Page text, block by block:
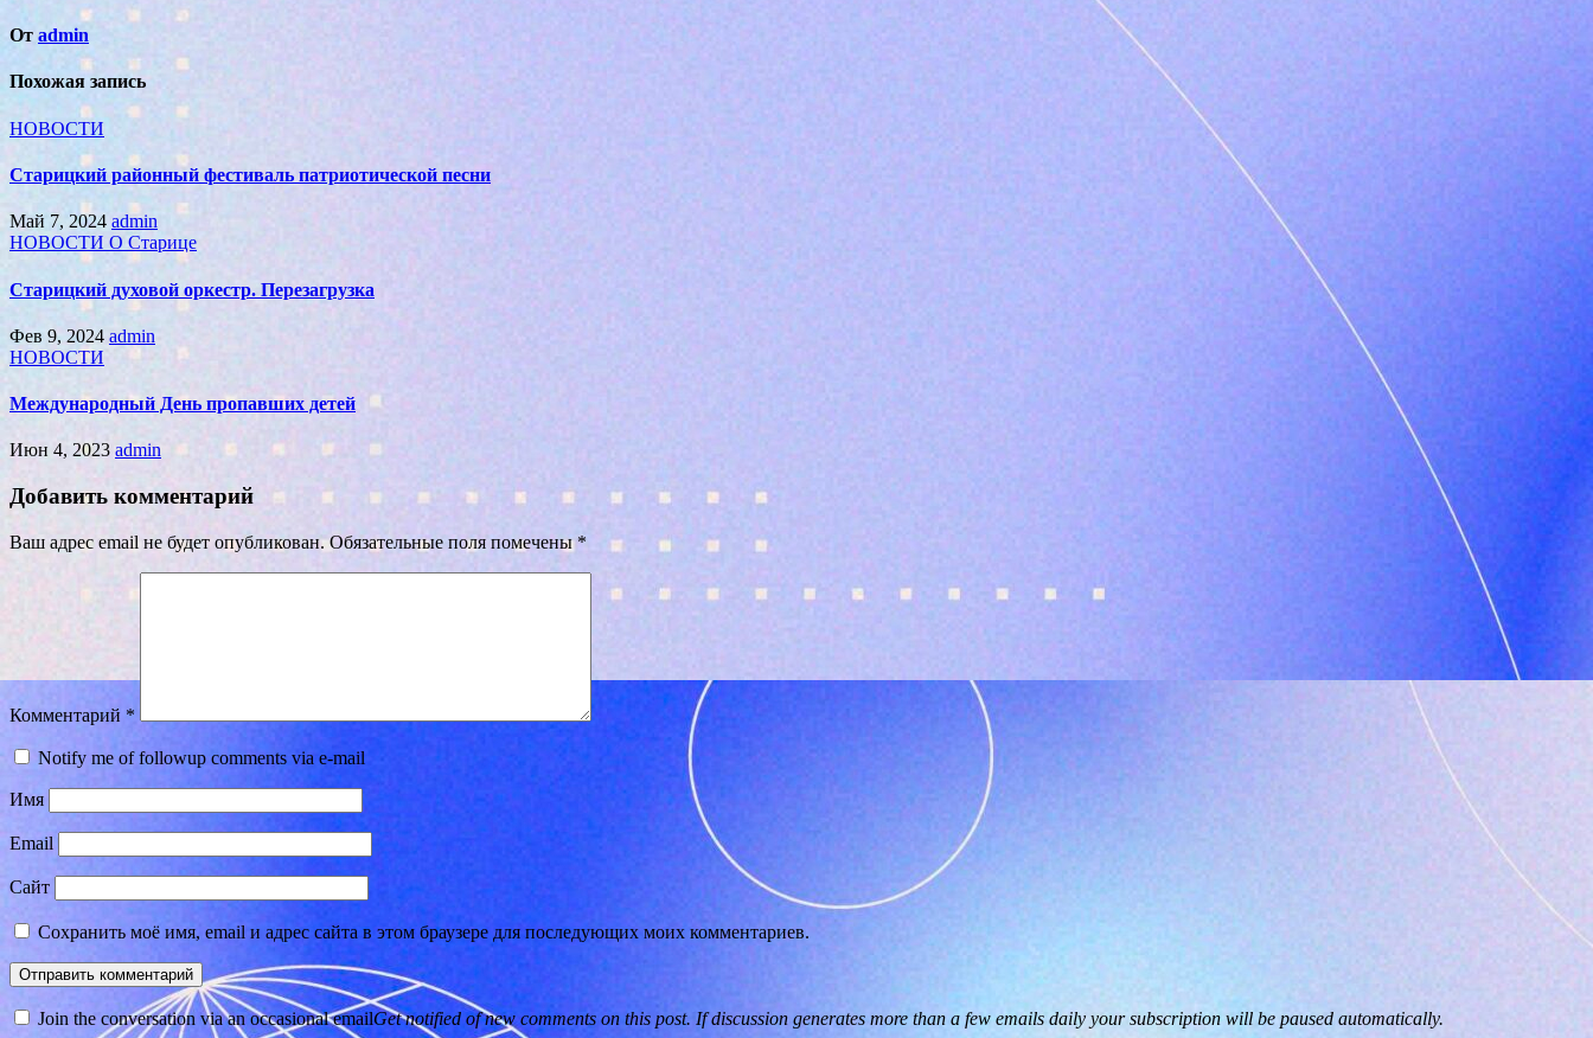
От admin
Похожая запись
НОВОСТИ
Старицкий районный фестиваль патриотической песни
Май 7, 2024 admin
НОВОСТИ О Старице
Старицкий духовой оркестр. Перезагрузка
Фев 9, 2024 admin
НОВОСТИ
Международный День пропавших детей
Июн 4, 2023 admin
Добавить комментарий
Ваш адрес email не будет опубликован. Обязательные поля помечены*
Комментарий *
Notify me of followup comments via e-mail
Имя
Email
Сайт
Сохранить моё имя, email и адрес сайта в этом браузере для последующих моих комментариев.
Join the conversation via an occasional emailGet notified of new comments on this post. If discussion generates more than a few emails daily your subscription will be paused automatically.